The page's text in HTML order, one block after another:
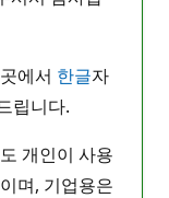
에서 한글자
립니다.
개인이 사용
며, 기업용은